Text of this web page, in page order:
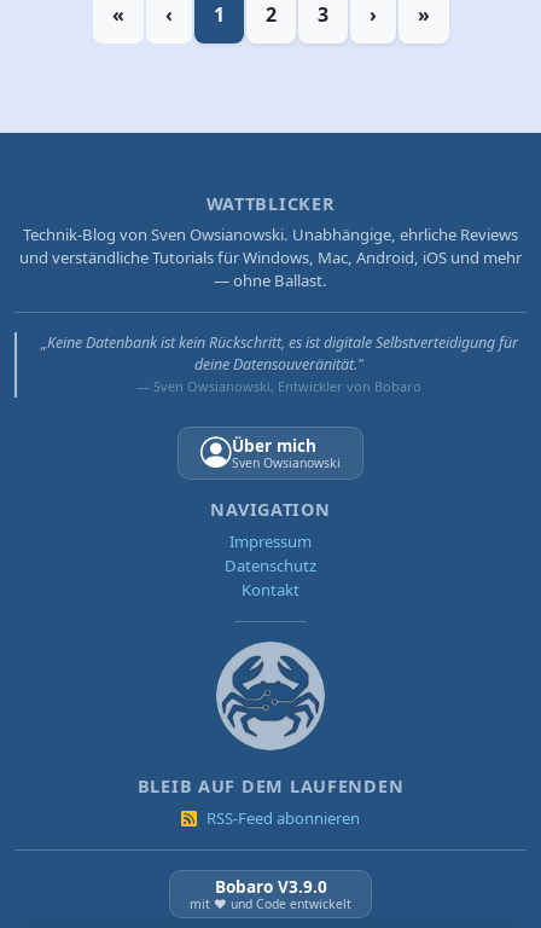
« ‹ 1 2 3 › »
WATTBLICKER
Technik-Blog von Sven Owsianowski. Unabhängige, ehrliche Reviews
und verständliche Tutorials für Windows, Mac, Android, iOS und mehr
— ohne Ballast.
„Keine Datenbank ist kein Rückschritt, es ist digitale Selbstverteidigung für
deine Datensouveränität."
— Sven Owsianowski, Entwickler von Bobaro
Über mich
Sven Owsianowski
NAVIGATION
Impressum
Datenschutz
Kontakt
BLEIB AUF DEM LAUFENDEN
RSS-Feed abonnieren
Bobaro V3.9.0
mit ❤️ und Code entwickelt